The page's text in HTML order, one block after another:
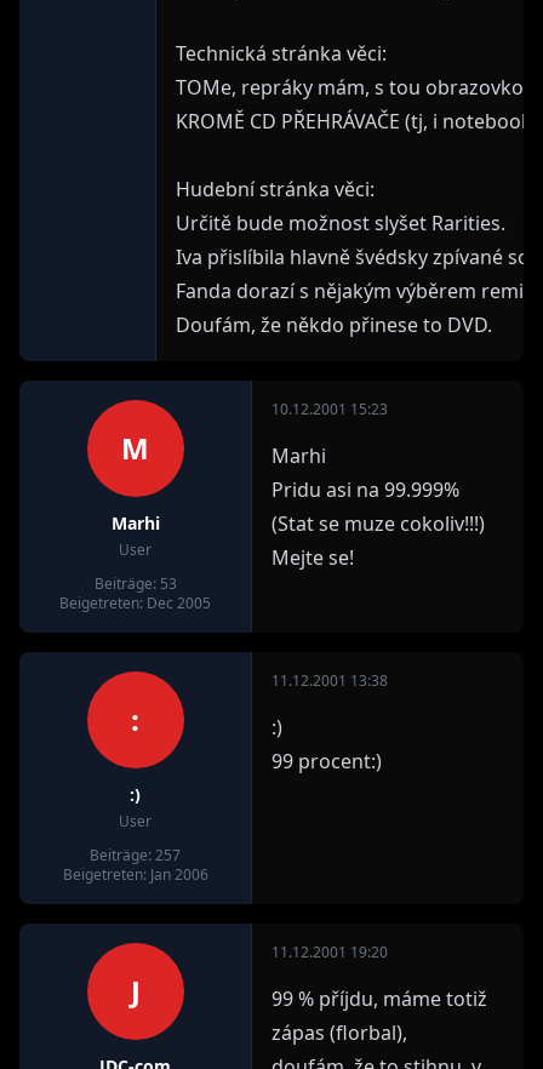
Technická stránka věci:
TOMe, repráky mám, s tou
KROMĚ CD PŘEHRÁVAČE (tj, i
Hudební stránka věci:
Určitě bude možnost slyšet Rarities.
Iva přislíbila hlavně švédsky zpívané
Fanda dorazí s nějakým výběrem
Doufám, že někdo přinese to DVD.
M
Marhi
User
Beiträge: 53
Beigetreten: Dec 2005
10.12.2001 15:23
Marhi
Pridu asi na 99.999%
(Stat se muze cokoliv!!!)
Mejte se!
:
:)
User
Beiträge: 257
Beigetreten: Jan 2006
11.12.2001 13:38
:)
99 procent:)
J
11.12.2001 19:20
99 % příjdu, máme totiž
zápas (florbal),